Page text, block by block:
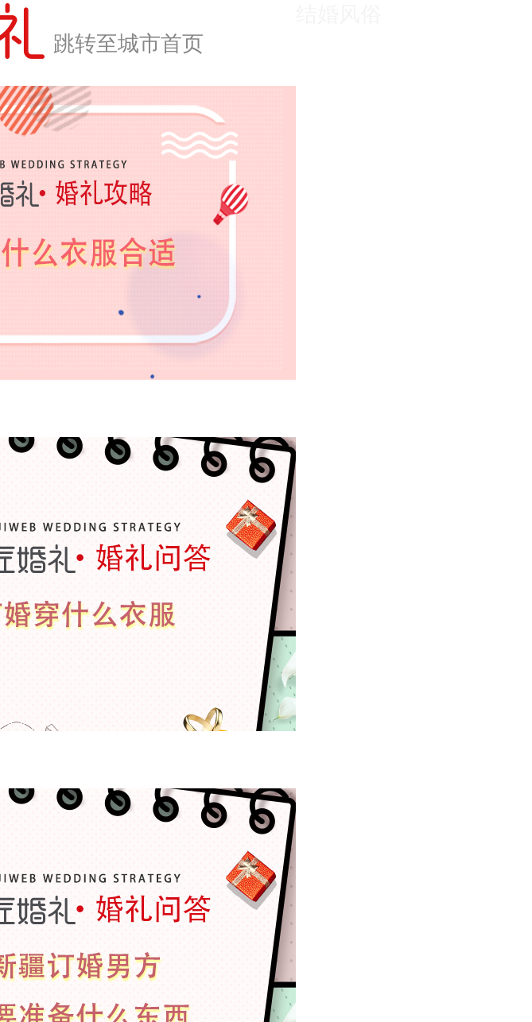
跳转至城市首页